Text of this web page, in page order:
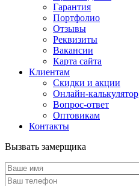
Гарантия
Портфолио
Отзывы
Реквизиты
Вакансии
Карта сайта
Клиентам
Скидки и акции
Онлайн-калькулятор
Вопрос-ответ
Оптовикам
Контакты
Вызвать замерщика